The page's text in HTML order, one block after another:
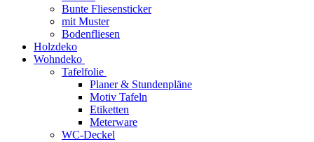
Bunte Fliesensticker
mit Muster
Bodenfliesen
Holzdeko
Wohndeko
Tafelfolie
Planer & Stundenpläne
Motiv Tafeln
Etiketten
Meterware
WC-Deckel